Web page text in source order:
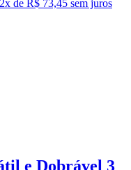
2x de R$ 73,45 sem juros
e Dobrável 3